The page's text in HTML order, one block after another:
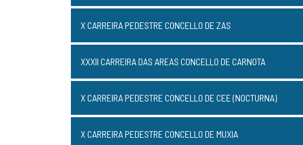
X CARREIRA PEDESTRE CONCELLO DE ZAS
XXXII CARREIRA DAS AREAS CONCELLO DE CARNOTA
X CARREIRA PEDESTRE CONCELLO DE CEE (NOCTURNA)
X CARREIRA PEDESTRE CONCELLO DE MUXIA